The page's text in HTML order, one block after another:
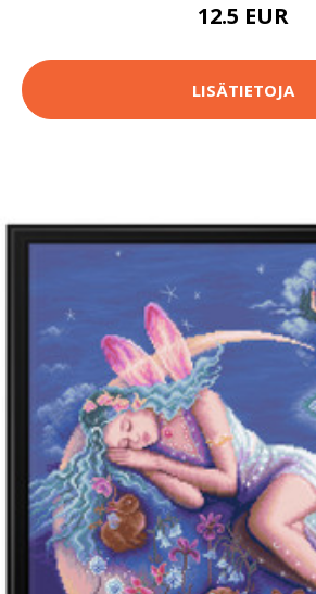
12.5 EUR
LISÄTIETOJA